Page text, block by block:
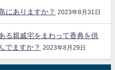
にありますか？ 2023年8月31日
る親戚宅をまわって香典を供
でますか？
2023年8月29日